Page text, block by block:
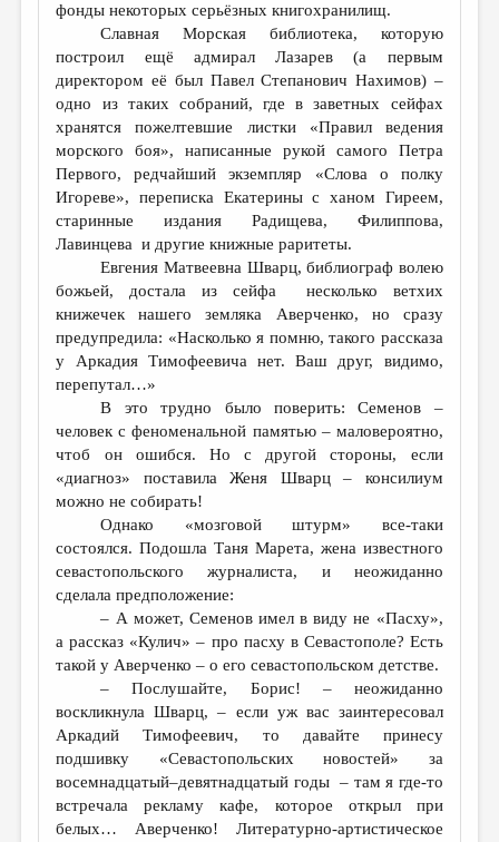
фонды некоторых серьёзных книгохранилищ.
Славная Морская библиотека, которую
построил ещё адмирал Лазарев (а первым
директором её был Павел Степанович Нахимов) –
одно из таких собраний, где в заветных сейфах
хранятся пожелтевшие листки «Правил ведения
морского боя», написанные рукой самого Петра
Первого, редчайший экземпляр «Слова о полку
Игореве», переписка Екатерины с ханом Гиреем,
старинные издания Радищева, Филиппова,
Лавинцева и другие книжные раритеты.
Евгения Матвеевна Шварц, библиограф волею
божьей, достала из сейфа несколько ветхих
книжечек нашего земляка Аверченко, но сразу
предупредила: «Насколько я помню, такого рассказа
у Аркадия Тимофеевича нет. Ваш друг, видимо,
перепутал…»
В это трудно было поверить: Семенов –
человек с феноменальной памятью – маловероятно,
чтоб он ошибся. Но с другой стороны, если
«диагноз» поставила Женя Шварц – консилиум
можно не собирать!
Однако «мозговой штурм» все-таки
состоялся. Подошла Таня Марета, жена известного
севастопольского журналиста, и неожиданно
сделала предположение:
– А может, Семенов имел в виду не «Пасху»,
а рассказ «Кулич» – про пасху в Севастополе? Есть
такой у Аверченко – о его севастопольском детстве.
– Послушайте, Борис! – неожиданно
воскликнула Шварц, – если уж вас заинтересовал
Аркадий Тимофеевич, то давайте принесу
подшивку «Севастопольских новостей» за
восемнадцатый–девятнадцатый годы – там я где-то
встречала рекламу кафе, которое открыл при
белых… Аверченко! Литературно-артистическое